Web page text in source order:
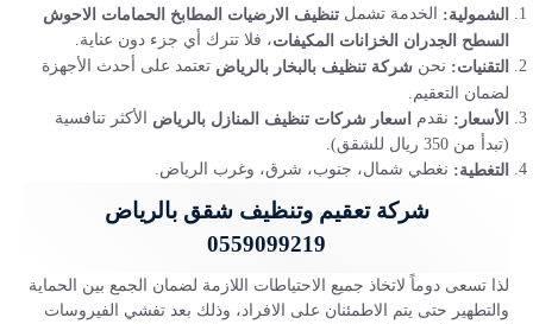
الشمولية: الخدمة تشمل تنظيف الارضيات المطابخ الحمامات الاحوش
السطح الجدران الخزانات المكيفات، فلا تترك أي جزء دون عناية.
التقنيات: نحن شركة تنظيف بالبخار بالرياض تعتمد على أحدث الأجهزة
لضمان التعقيم.
الأسعار: نقدم اسعار شركات تنظيف المنازل بالرياض الأكثر تنافسية
(تبدأ من 350 ريال للشقق).
التغطية: نغطي شمال، جنوب، شرق، وغرب الرياض.
شركة تعقيم وتنظيف شقق بالرياض
0559099219
لذا تسعى دوماً لاتخاذ جميع الاحتياطات اللازمة لضمان الجمع بين الحماية
والتطهير حتى يتم الاطمئنان على الافراد، وذلك بعد تفشي الفيروسات